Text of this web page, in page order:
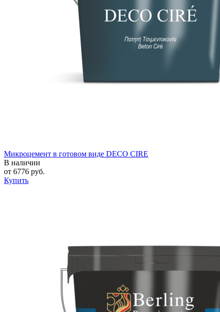
Микроцемент в готовом виде DECO CIRE
В наличии
от 6776 руб.
Купить